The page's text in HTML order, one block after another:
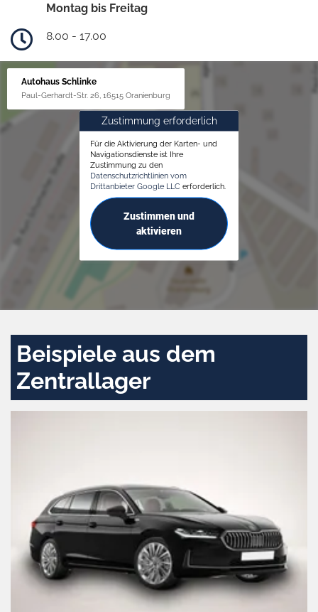
Montag bis Freitag
8.00 - 17.00
Autohaus Schlinke
Paul-Gerhardt-Str. 26, 16515 Oranienburg
Zustimmung erforderlich
Für die Aktivierung der Karten- und
Navigationsdienste ist Ihre
Zustimmung zu den
Datenschutzrichtlinien vom
Drittanbieter Google LLC erforderlich.
Zustimmen und
aktivieren
Beispiele aus dem
Zentrallager